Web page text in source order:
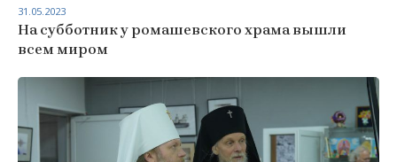
На субботник у ромашевского храма вышли
всем миром
31.05.2023